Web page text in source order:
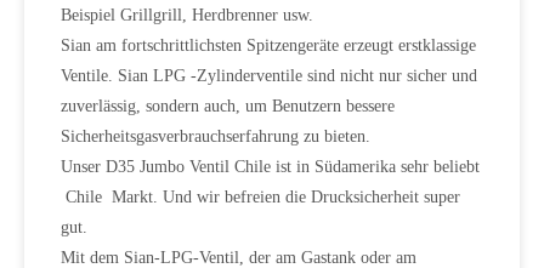
Beispiel Grillgrill, Herdbrenner usw.
Sian am fortschrittlichsten Spitzengeräte erzeugt erstklassige
Ventile. Sian LPG -Zylinderventile sind nicht nur sicher und
zuverlässig, sondern auch, um Benutzern bessere
Sicherheitsgasverbrauchserfahrung zu bieten.
Unser D35 Jumbo Ventil Chile ist in Südamerika sehr beliebt
Chile Markt. Und wir befreien die Drucksicherheit super
gut.
Mit dem Sian-LPG-Ventil, der am Gastank oder am